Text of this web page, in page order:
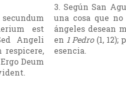
est
Angeli
respicere,
Deum
3. Según San
una cosa que
ángeles desean
en 1 Pedro(1, 12);
esencia.